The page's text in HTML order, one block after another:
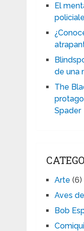
El
de una
The
Spader
Arte (6)
Aves
Bob